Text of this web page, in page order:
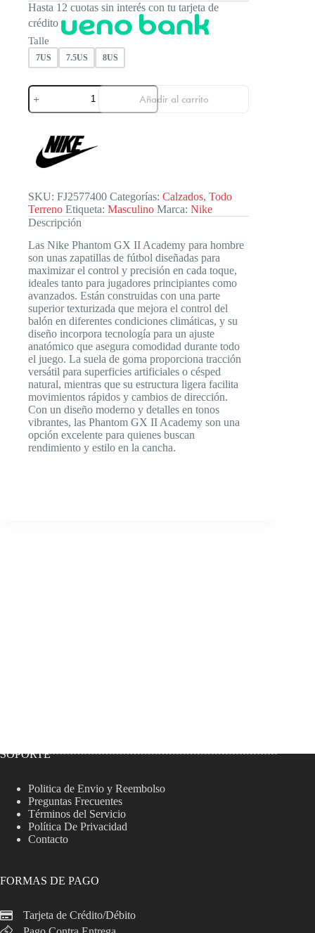
Hasta 12 cuotas sin interés con tu tarjeta de
crédito
Talle
7US 7.5US 8US
Nike
Phantom
Gx
Academy
Mn
cantidad
Añadir al carrito
SKU: FJ2577400 Categorías: Calzados, Todo
Terreno Etiqueta: Masculino Marca: Nike
Descripción
Las Nike Phantom GX II Academy para hombre
son unas zapatillas de fútbol diseñadas para
maximizar el control y precisión en cada toque,
ideales tanto para jugadores principiantes como
avanzados. Están construidas con una parte
superior texturizada que mejora el control del
balón en diferentes condiciones climáticas, y su
diseño incorpora tecnología para un ajuste
anatómico que asegura comodidad durante todo
el juego. La suela de goma proporciona tracción
versátil para superficies artificiales o césped
natural, mientras que su estructura ligera facilita
movimientos rápidos y cambios de dirección.
Con un diseño moderno y detalles en tonos
vibrantes, las Phantom GX II Academy son una
opción excelente para quienes buscan
rendimiento y estilo en la cancha.
SOPORTE
Politica de Envio y Reembolso
Preguntas Frecuentes
Términos del Servicio
Política De Privacidad
Contacto
FORMAS DE PAGO
Tarjeta de Crédito/Débito